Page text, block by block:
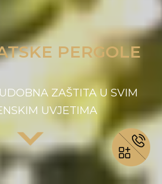
PERGOLE
ZAŠTITA U SVIM
UVJETIMA